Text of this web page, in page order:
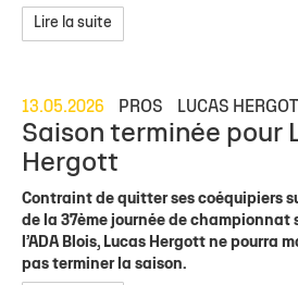
Lire la suite
13.05.2026 PROS LUCAS HERGOTT
Saison terminée pour
Hergott
Contraint de quitter ses coéquipiers
de la 37ème journée de championnat
l’ADA Blois, Lucas Hergott ne pourra
pas terminer la saison.